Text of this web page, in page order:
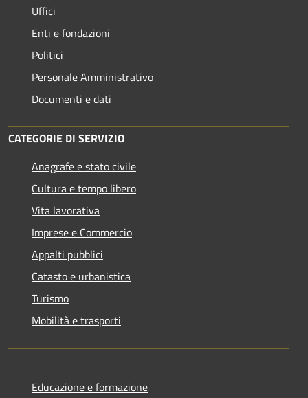
Uffici
Enti e fondazioni
Politici
Personale Amministrativo
Documenti e dati
CATEGORIE DI SERVIZIO
Anagrafe e stato civile
Cultura e tempo libero
Vita lavorativa
Imprese e Commercio
Appalti pubblici
Catasto e urbanistica
Turismo
Mobilità e trasporti
Educazione e formazione